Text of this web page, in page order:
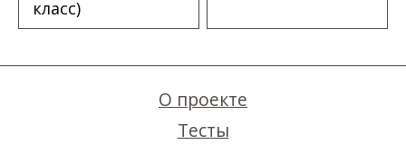
класс)
О проекте
Тесты